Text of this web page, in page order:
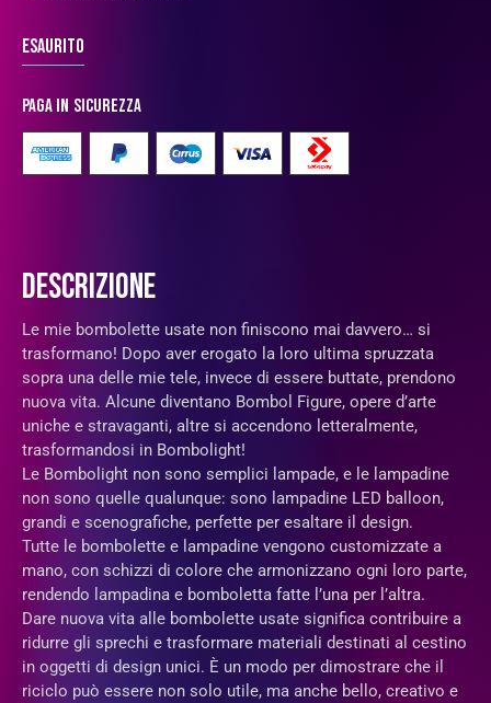
Esaurito
Paga in sicurezza
DESCRIZIONE
Le mie bombolette usate non finiscono mai davvero… si
trasformano! Dopo aver erogato la loro ultima spruzzata
sopra una delle mie tele, invece di essere buttate, prendono
nuova vita. Alcune diventano Bombol Figure, opere d’arte
uniche e stravaganti, altre si accendono letteralmente,
trasformandosi in Bombolight!
Le Bombolight non sono semplici lampade, e le lampadine
non sono quelle qualunque: sono lampadine LED balloon,
grandi e scenografiche, perfette per esaltare il design.
Tutte le bombolette e lampadine vengono customizzate a
mano, con schizzi di colore che armonizzano ogni loro parte,
rendendo lampadina e bomboletta fatte l’una per l’altra.
Dare nuova vita alle bombolette usate significa contribuire a
ridurre gli sprechi e trasformare materiali destinati al cestino
in oggetti di design unici. È un modo per dimostrare che il
riciclo può essere non solo utile, ma anche bello, creativo e